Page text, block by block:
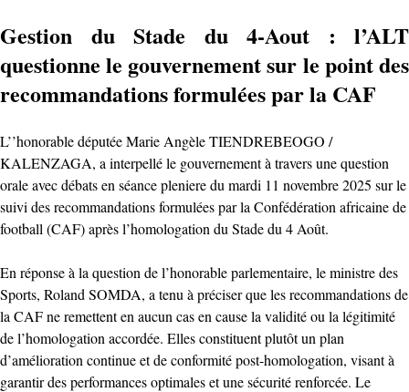
Gestion du Stade du 4-Aout : l’ALT
questionne le gouvernement sur le point des
recommandations formulées par la CAF
L’’honorable députée Marie Angèle TIENDREBEOGO /
KALENZAGA, a interpellé le gouvernement à travers une question
orale avec débats en séance pleniere du mardi 11 novembre 2025 sur le
suivi des recommandations formulées par la Confédération africaine de
football (CAF) après l’homologation du Stade du 4 Août.
En réponse à la question de l’honorable parlementaire, le ministre des
Sports, Roland SOMDA, a tenu à préciser que les recommandations de
la CAF ne remettent en aucun cas en cause la validité ou la légitimité
de l’homologation accordée. Elles constituent plutôt un plan
d’amélioration continue et de conformité post-homologation, visant à
garantir des performances optimales et une sécurité renforcée. Le